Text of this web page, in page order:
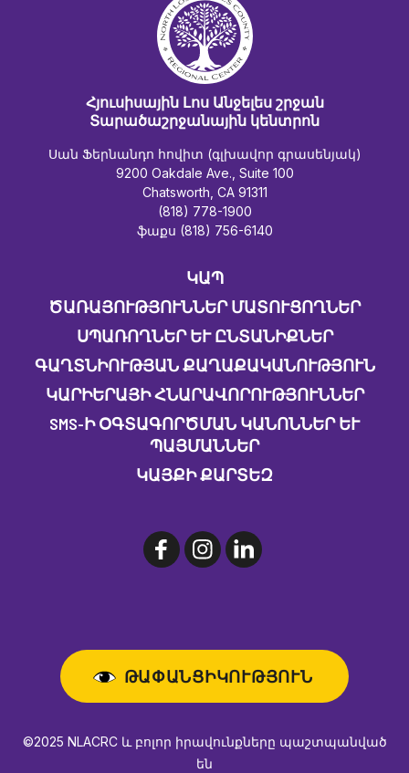
Հյուսիսային Լոս Անջելես շրջան
Տարածաշրջանային կենտրոն
Սան Ֆերնանդո հովիտ (գլխավոր գրասենյակ)
9200 Oakdale Ave., Suite 100
Chatsworth, CA 91311
(818) 778-1900
ֆաքս (818) 756-6140
ԿԱՊ
ԾԱՌԱՅՈՒԹՅՈՒՆՆԵՐ ՄԱՏՈՒՑՈՂՆԵՐ
ՍՊԱՌՈՂՆԵՐ ԵՒ ԸՆՏԱՆԻՔՆԵՐ
ԳԱՂՏՆԻՈՒԹՅԱՆ ՔԱՂԱՔԱԿԱՆՈՒԹՅՈՒՆ
ԿԱՐԻԵՐԱՅԻ ՀՆԱՐԱՎՈՐՈՒԹՅՈՒՆՆԵՐ
SMS-Ի ՕԳՏԱԳՈՐԾՄԱՆ ԿԱՆՈՆՆԵՐ ԵՒ Պ
ԱՅՄԱՆՆԵՐ
ԿԱՅՔԻ ՔԱՐՏԵԶ
ԹԱՓԱՆՑԻԿՈՒԹՅՈՒՆ
©2025 NLACRC և բոլոր իրավունքները պաշտպանված
են